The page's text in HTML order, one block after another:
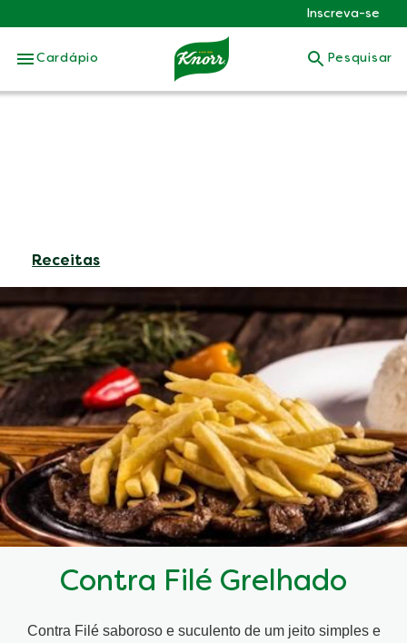
Skip to:
Inscreva-se
Cardápio Pesquisar
Receitas
Contra Filé Grelhado
Contra Filé saboroso e suculento de um jeito simples e